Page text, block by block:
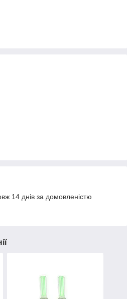
14 днів за домовленістю